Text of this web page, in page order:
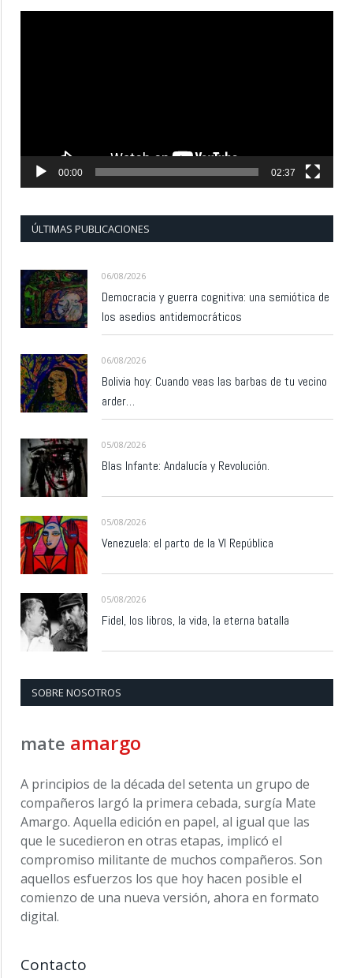
00:00 02:37
ÚLTIMAS PUBLICACIONES
06/08/2026
Democracia y guerra cognitiva: una semiótica de
los asedios antidemocráticos
06/08/2026
Bolivia hoy: Cuando veas las barbas de tu vecino
arder…
05/08/2026
Blas Infante: Andalucía y Revolución.
05/08/2026
Venezuela: el parto de la VI República
05/08/2026
Fidel, los libros, la vida, la eterna batalla
SOBRE NOSOTROS
mate amargo
A principios de la década del setenta un grupo de
compañeros largó la primera cebada, surgía Mate
Amargo. Aquella edición en papel, al igual que las
que le sucedieron en otras etapas, implicó el
compromiso militante de muchos compañeros. Son
aquellos esfuerzos los que hoy hacen posible el
comienzo de una nueva versión, ahora en formato
digital.
Contacto